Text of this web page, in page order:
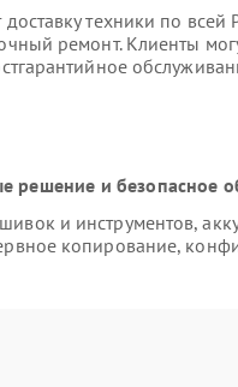
техники по всей
ремонт. Клиенты
решение и безопасное
и инструментов,
копирование,